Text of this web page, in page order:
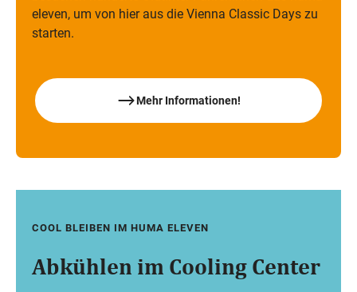
eleven, um von hier aus die Vienna Classic Days zu
starten.
Mehr Informationen!
COOL BLEIBEN IM HUMA ELEVEN
Abkühlen im Cooling Center